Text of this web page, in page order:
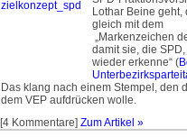
Lothar Beine geht,
gleich mit dem
„Markenzeichen
damit sie, die SPD,
wieder erkenne“ (
Das klang nach einem Stempel, den
dem VEP aufdrücken wolle.
[4 Kommentare] Zum Artikel »